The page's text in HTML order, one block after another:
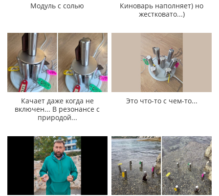
Модуль с солью
Киноварь наполняет) но
жестковато...)
Качает даже когда не
включен... В резонансе с
природой...
Это что-то с чем-то...